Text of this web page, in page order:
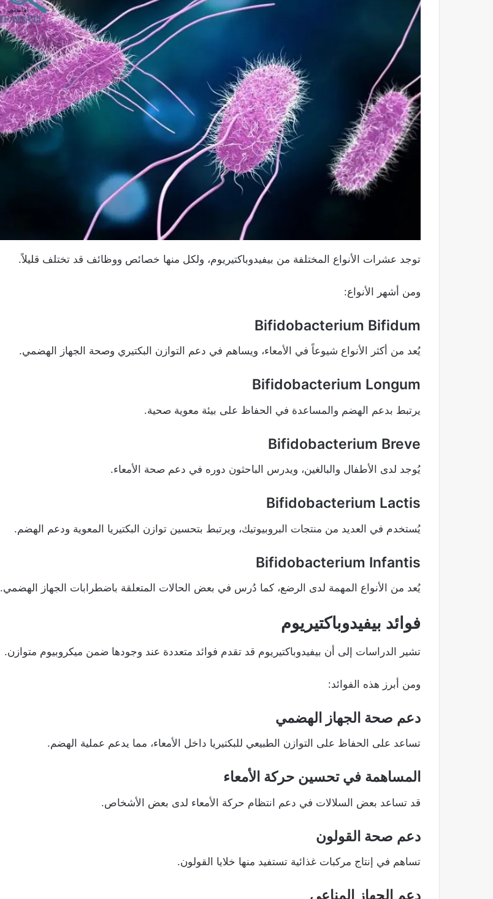
توجد عشرات الأنواع المختلفة من بيفيدوباكتيريوم، ولكل منها خصائص ووظائف قد تختلف قليلاً.
ومن أشهر الأنواع:
Bifidobacterium Bifidum
يُعد من أكثر الأنواع شيوعاً في الأمعاء، ويساهم في دعم التوازن البكتيري وصحة الجهاز الهضمي.
Bifidobacterium Longum
يرتبط بدعم الهضم والمساعدة في الحفاظ على بيئة معوية صحية.
Bifidobacterium Breve
يُوجد لدى الأطفال والبالغين، ويدرس الباحثون دوره في دعم صحة الأمعاء.
Bifidobacterium Lactis
يُستخدم في العديد من منتجات البروبيوتيك، ويرتبط بتحسين توازن البكتيريا المعوية ودعم الهضم.
Bifidobacterium Infantis
يُعد من الأنواع المهمة لدى الرضع، كما دُرس في بعض الحالات المتعلقة باضطرابات الجهاز الهضمي.
فوائد بيفيدوباكتيريوم
تشير الدراسات إلى أن بيفيدوباكتيريوم قد تقدم فوائد متعددة عند وجودها ضمن ميكروبيوم متوازن.
ومن أبرز هذه الفوائد:
دعم صحة الجهاز الهضمي
تساعد على الحفاظ على التوازن الطبيعي للبكتيريا داخل الأمعاء، مما يدعم عملية الهضم.
المساهمة في تحسين حركة الأمعاء
قد تساعد بعض السلالات في دعم انتظام حركة الأمعاء لدى بعض الأشخاص.
دعم صحة القولون
تساهم في إنتاج مركبات غذائية تستفيد منها خلايا القولون.
دعم الجهاز المناعي